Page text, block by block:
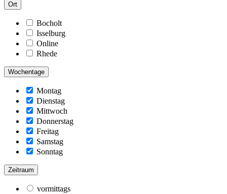
Ort
Bocholt
Isselburg
Online
Rhede
Wochentage
Montag
Dienstag
Mittwoch
Donnerstag
Freitag
Samstag
Sonntag
Zeitraum
vormittags